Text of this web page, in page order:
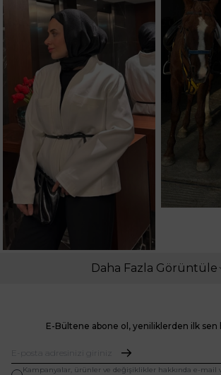
Daha Fazla Görüntüle
E-Bültene abone ol, yeniliklerden ilk sen
Kampanyalar, ürünler ve değişiklikler hakkında e-mail